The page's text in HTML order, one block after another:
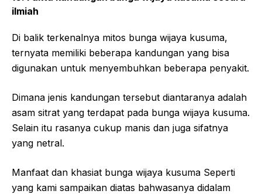
ilmiah
Di balik terkenalnya mitos bunga wijaya kusuma,
ternyata memiliki beberapa kandungan yang bisa
digunakan untuk menyembuhkan beberapa penyakit.
Dimana jenis kandungan tersebut diantaranya adalah
asam sitrat yang terdapat pada bunga wijaya kusuma.
Selain itu rasanya cukup manis dan juga sifatnya
yang netral.
Manfaat dan khasiat bunga wijaya kusuma Seperti
yang kami sampaikan diatas bahwasanya didalam